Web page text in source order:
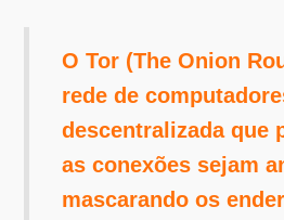
O Tor (The Onion
rede de
descentralizada que
as conexões sejam
mascarando os